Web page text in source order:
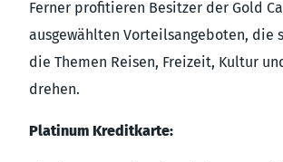
Ferner profitieren Besitzer der Gold
ausgewählten Vorteilsangeboten, die
die Themen Reisen, Freizeit, Kultur
drehen.
Platinum Kreditkarte: